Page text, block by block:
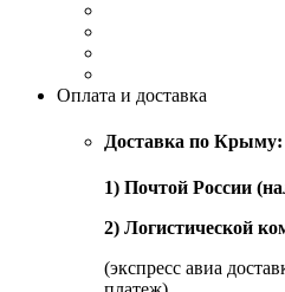
Оплата и доставка
Доставка по Крыму:
1) Почтой России
2) Логистической
(экспресс авиа